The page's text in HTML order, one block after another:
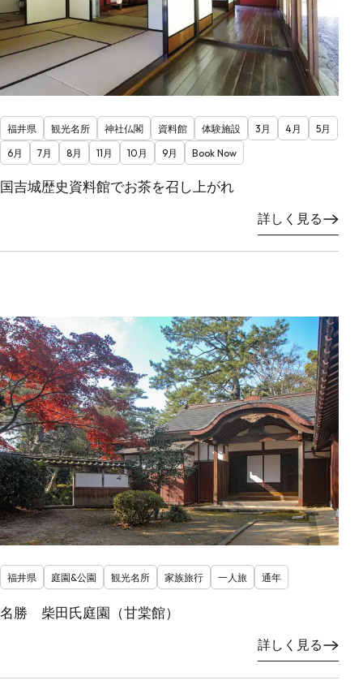
福井県 観光名所 神社仏閣 資料館 体験施設 3月 4月
5月
6月
7月 8月 11月 10月 9月 Book Now
国吉城歴史資料館でお茶を召し上がれ
詳しく見る
福井県 庭園&公園 観光名所 家族旅行 一人旅 通年
名勝 柴田氏庭園（甘棠館）
詳しく見る